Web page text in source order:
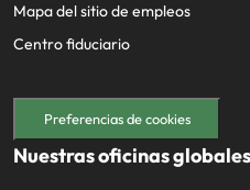
Mapa del sitio de empleos
Centro fiduciario
Preferencias de cookies
Nuestras oficinas globales